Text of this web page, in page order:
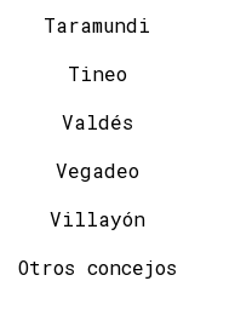
Taramundi
Tineo
Valdés
Vegadeo
Villayón
Otros concejos